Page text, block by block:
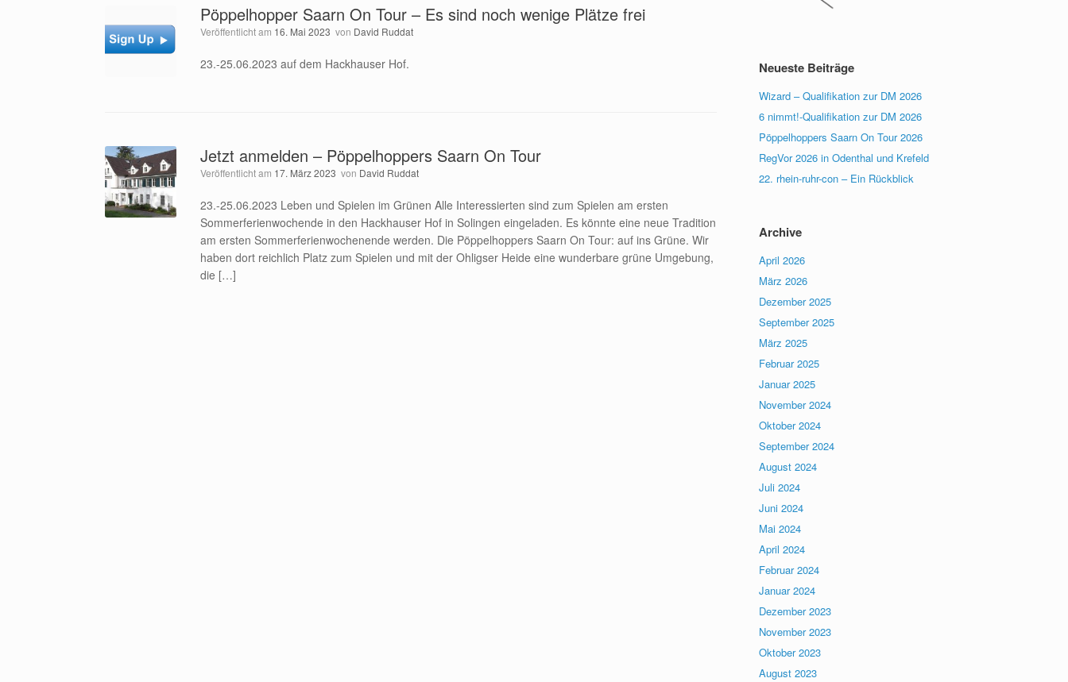
Pöppelhopper Saarn On Tour – Es sind noch wenige Plätze frei
Veröffentlicht am 16. Mai 2023 von David Ruddat
23.-25.06.2023 auf dem Hackhauser Hof.
Jetzt anmelden – Pöppelhoppers Saarn On Tour
Veröffentlicht am 17. März 2023 von David Ruddat
23.-25.06.2023 Leben und Spielen im Grünen Alle Interessierten sind zum Spielen am ersten
Sommerferienwochende in den Hackhauser Hof in Solingen eingeladen. Es könnte eine neue Tradition
am ersten Sommerferienwochenende werden. Die Pöppelhoppers Saarn On Tour: auf ins Grüne. Wir
haben dort reichlich Platz zum Spielen und mit der Ohligser Heide eine wunderbare grüne Umgebung,
die […]
Neueste Beiträge
Wizard – Qualifikation zur DM 2026
6 nimmt!-Qualifikation zur DM 2026
Pöppelhoppers Saarn On Tour 2026
RegVor 2026 in Odenthal und Krefeld
22. rhein-ruhr-con – Ein Rückblick
Archive
April 2026
März 2026
Dezember 2025
September 2025
März 2025
Februar 2025
Januar 2025
November 2024
Oktober 2024
September 2024
August 2024
Juli 2024
Juni 2024
Mai 2024
April 2024
Februar 2024
Januar 2024
Dezember 2023
November 2023
Oktober 2023
August 2023